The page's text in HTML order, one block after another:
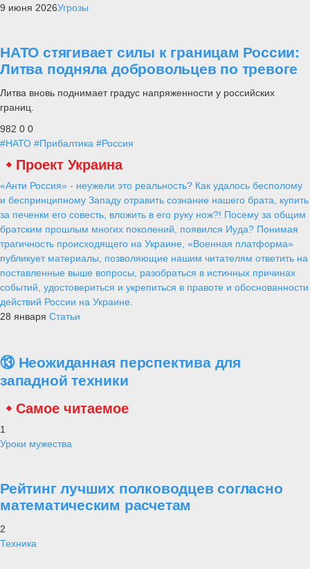
9 июня 2026Угрозы
НАТО стягивает силы к границам России:
Литва подняла добровольцев по тревоге
Литва вновь поднимает градус напряженности у российских
границ.
982 0 0
#НАТО #Прибалтика #Россия
Проект Украина
«Анти Россия» - неужели это реальность? Как удалось бесполому
и беспринципному Западу отравить сознание нашего брата, купить
за печенки его совесть, вложить в его руку нож?! Посему за общим
братским прошлым многих поколений, появился Иуда? Понимая
трагичность происходящего на Украине, «Военная платформа»
публикует материалы, позволяющие нашим читателям ответить на
поставленные выше вопросы, разобраться в истинных причинах
событий, удостовериться и укрепиться в правоте и обоснованности
действий России на Украине.
28 января Статьи
⑬ Неожиданная перспектива для
западной техники
Самое читаемое
1
Уроки мужества
Рейтинг лучших полководцев согласно
математическим расчетам
2
Техника